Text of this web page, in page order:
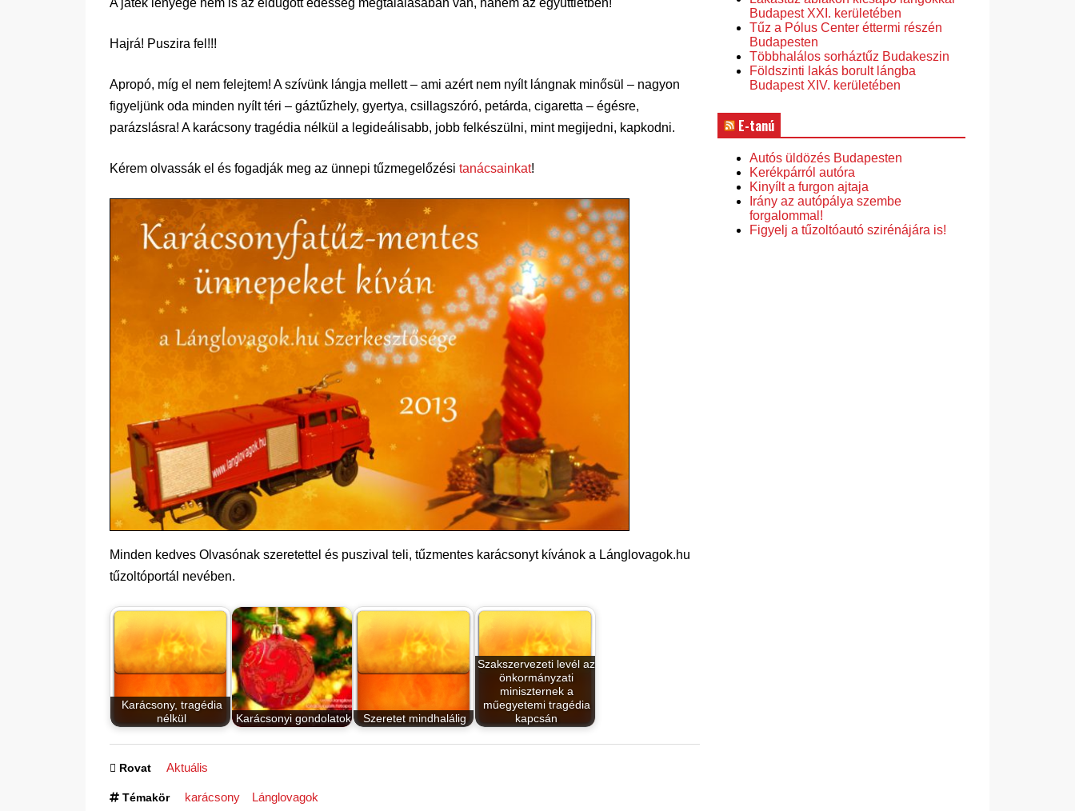
Hajrá! Puszira fel!!!
Apropó, míg el nem felejtem! A szívünk lángja mellett – ami azért nem nyílt lángnak minősül – nagyon
figyeljünk oda minden nyílt téri – gáztűzhely, gyertya, csillagszóró, petárda, cigaretta – égésre,
parázslásra! A karácsony tragédia nélkül a legideálisabb, jobb felkészülni, mint megijedni, kapkodni.
Kérem olvassák el és fogadják meg az ünnepi tűzmegelőzési tanácsainkat!
Minden kedves Olvasónak szeretettel és puszival teli, tűzmentes karácsonyt kívánok a Lánglovagok.hu
tűzoltóportál nevében.
Karácsony, tragédia
nélkül
Karácsonyi gondolatok Szeretet mindhalálig
Szakszervezeti levél az
önkormányzati
miniszternek a
műegyetemi tragédia
kapcsán
Rovat Aktuális
Témakör karácsony Lánglovagok
Budapest XXI. kerületében
Tűz a Pólus Center éttermi részén
Budapesten
Többhalálos sorháztűz Budakeszin
Földszinti lakás borult lángba
Budapest XIV. kerületében
E-tanú
Autós üldözés Budapesten
Kerékpárról autóra
Kinyílt a furgon ajtaja
Irány az autópálya szembe
forgalommal!
Figyelj a tűzoltóautó szirénájára is!